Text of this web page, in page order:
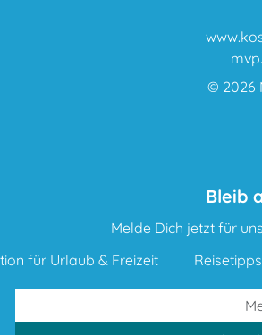
© 2026
Bleib
Melde Dich jetzt für
für Urlaub & Freizeit